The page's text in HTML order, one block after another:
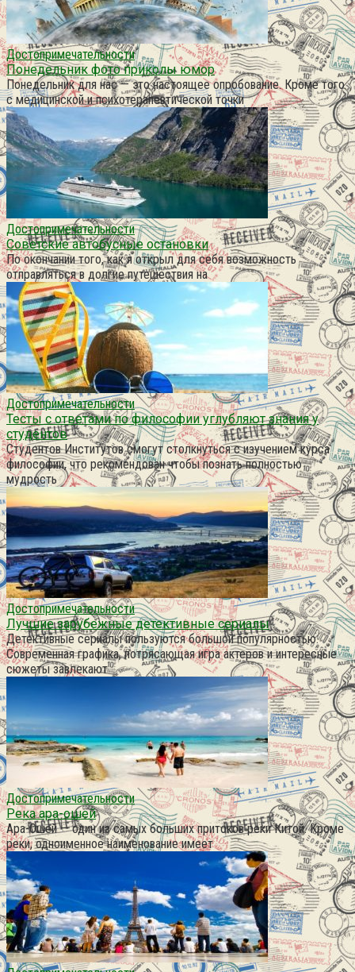
Достопримечательности
Понедельник фото приколы юмор
Понедельник для нас — это настоящее опробование. Кроме того
с медицинской и психотерапевтической точки
Достопримечательности
Советские автобусные остановки
По окончании того, как я открыл для себя возможность
отправляться в долгие путешествия на
Достопримечательности
Тесты с ответами по философии углубляют знания у
студентов
Студентов Институтов смогут столкнуться с изучением курса
философии, что рекомендован чтобы познать полностью
мудрость
Достопримечательности
Лучшие зарубежные детективные сериалы
Детективные сериалы пользуются большой популярностью.
Современная графика, потрясающая игра актеров и интересные
сюжеты завлекают
Достопримечательности
Река ара-ошей
Ара-Ошей — один из самых больших притоков реки Китой. Кроме
реки, одноименное наименование имеет